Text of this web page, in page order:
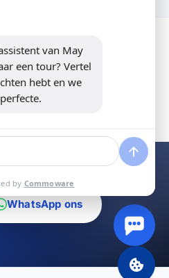
WhatsApp ons
van May
een tour? Vertel
hebt en we
by Commoware